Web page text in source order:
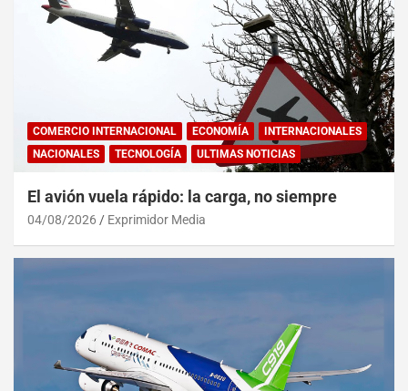
COMERCIO INTERNACIONAL ECONOMÍA
INTERNACIONALES
NACIONALES
TECNOLOGÍA ULTIMAS NOTICIAS
El avión vuela rápido: la carga, no siempre
04/08/2026 Exprimidor Media